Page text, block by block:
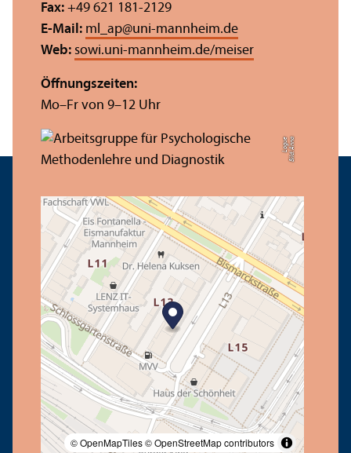
Bil
d:
A
n
n
a
L
o
g
u
e
© OpenMapTiles© OpenStreetMap contributors
Fax: +49 621 181-2129
E-Mail: ml_ap@uni-mannheim.de
Web: sowi.uni-mannheim.de/meiser
Öffnungs­zeiten:
Mo–Fr von 9–12 Uhr